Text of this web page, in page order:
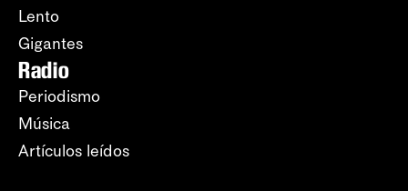
Lento
Gigantes
Radio
Periodismo
Música
Artículos leídos